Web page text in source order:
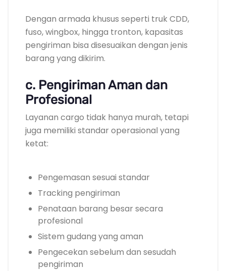
Dengan armada khusus seperti truk CDD,
fuso, wingbox, hingga tronton, kapasitas
pengiriman bisa disesuaikan dengan jenis
barang yang dikirim.
c. Pengiriman Aman dan
Profesional
Layanan cargo tidak hanya murah, tetapi
juga memiliki standar operasional yang
ketat:
Pengemasan sesuai standar
Tracking pengiriman
Penataan barang besar secara
profesional
Sistem gudang yang aman
Pengecekan sebelum dan sesudah
pengiriman